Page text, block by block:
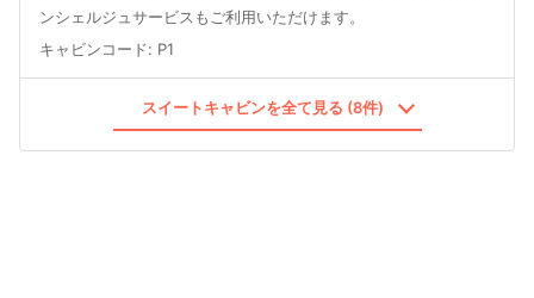
ンシェルジュサービスもご利用いただけます。
キャビンコード: P1
スイートキャビンを全て見る (8件)